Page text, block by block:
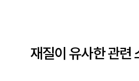
재질이 유사한 관련